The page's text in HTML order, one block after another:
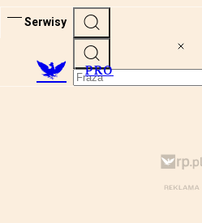
Serwisy
PRO